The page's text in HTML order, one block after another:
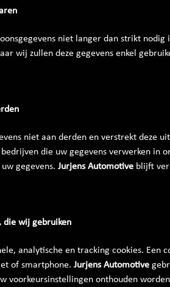
niet langer dan strikt
wij zullen deze gegevens enkel
niet aan derden en verstrekt deze
die uw gegevens verwerken in
gegevens. Jurjens Automotiveblijft
die wij gebruiken
analytische en tracking cookies. Een
of smartphone. Jurjens Automotive
voorkeursinstellingen onthouden